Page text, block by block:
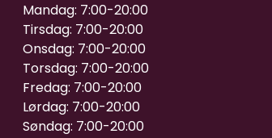
Mandag: 7:00-20:00
Tirsdag: 7:00-20:00
Onsdag: 7:00-20:00
Torsdag: 7:00-20:00
Fredag: 7:00-20:00
Lørdag: 7:00-20:00